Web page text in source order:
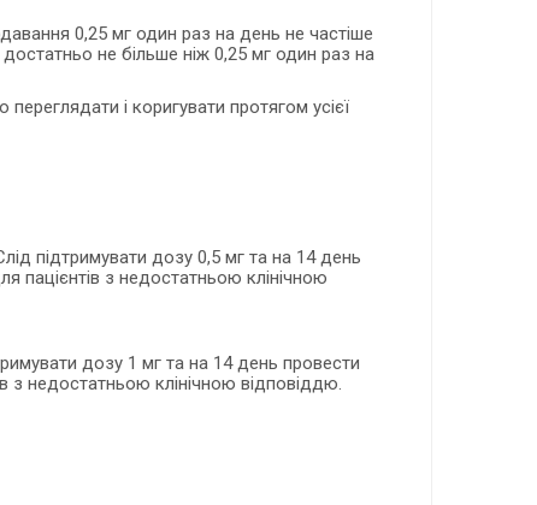
0,25 мг один раз на день не частіше
не більше ніж 0,25 мг один раз на
переглядати і коригувати протягом усієї
підтримувати дозу 0,5 мг та на 14 день
пацієнтів з недостатньою клінічною
дозу 1 мг та на 14 день провести
з недостатньою клінічною відповіддю.